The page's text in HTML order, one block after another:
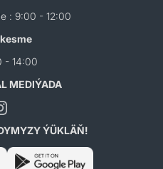
: 9:00 - 12:00
- 14:00
MEDIÝADA
ÝÜKLÄŇ!